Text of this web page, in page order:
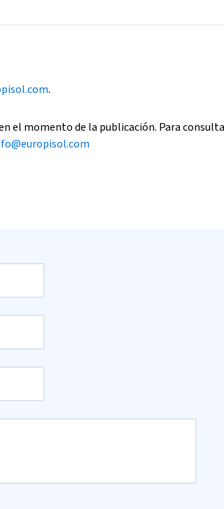
.
el momento de la publicación. Para